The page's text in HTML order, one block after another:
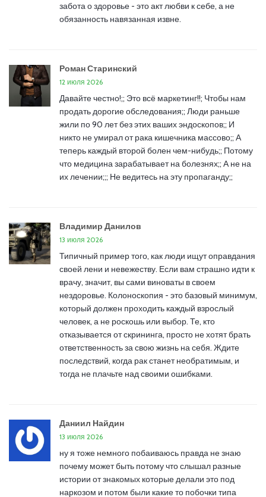
забота о здоровье - это акт любви к себе, а не
обязанность навязанная извне.
Роман Старинский
12 июля 2026
Давайте честно!;; Это всё маркетинг!!; Чтобы нам
продать дорогие обследования;; Люди раньше
жили по 90 лет без этих ваших эндоскопов;; И
никто не умирал от рака кишечника массово;; А
теперь каждый второй болен чем-нибудь;; Потому
что медицина зарабатывает на болезнях;; А не на
их лечении;;; Не ведитесь на эту пропаганду;;
Владимир Данилов
13 июля 2026
Типичный пример того, как люди ищут оправдания
своей лени и невежеству. Если вам страшно идти к
врачу, значит, вы сами виноваты в своем
нездоровье. Колоноскопия - это базовый минимум,
который должен проходить каждый взрослый
человек, а не роскошь или выбор. Те, кто
отказывается от скрининга, просто не хотят брать
ответственность за свою жизнь на себя. Ждите
последствий, когда рак станет необратимым, и
тогда не плачьте над своими ошибками.
Даниил Найдин
13 июля 2026
ну я тоже немного побаиваюсь правда не знаю
почему может быть потому что слышал разные
истории от знакомых которые делали это под
наркозом и потом были какие то побочки типа